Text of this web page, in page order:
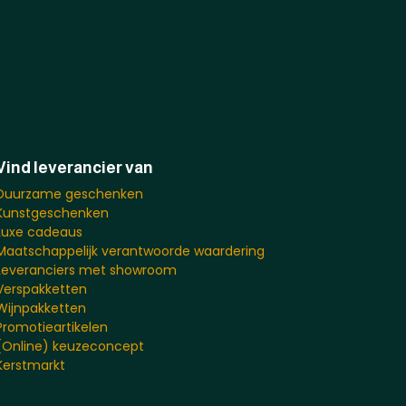
leverancier van
geschenken
cadeaus
verantwoorde waardering
met showroom
keuzeconcept